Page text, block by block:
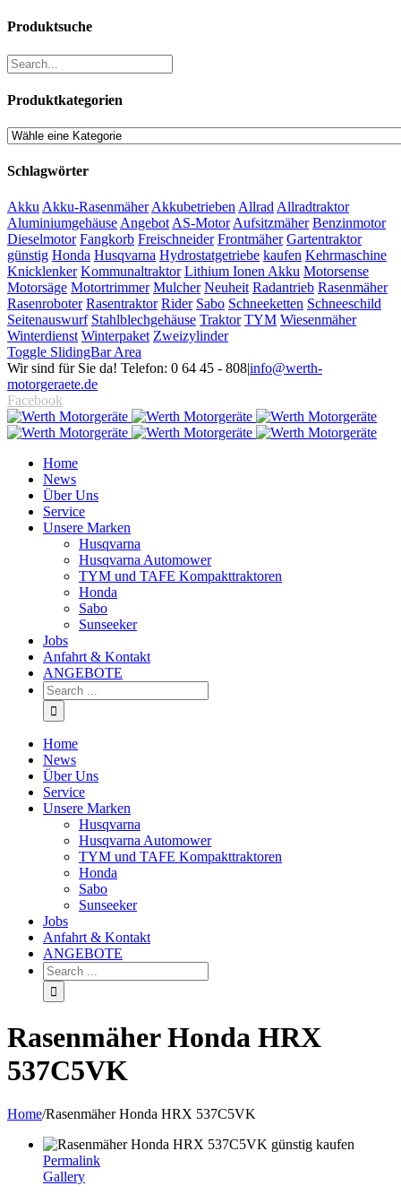
Produktsuche
Produktkategorien
Schlagwörter
Akku Akku-Rasenmäher Akkubetrieben Allrad Allradtraktor
Aluminiumgehäuse Angebot AS-Motor Aufsitzmäher Benzinmotor
Dieselmotor Fangkorb Freischneider Frontmäher Gartentraktor
günstig Honda Husqvarna Hydrostatgetriebe kaufen Kehrmaschine
Knicklenker Kommunaltraktor Lithium Ionen Akku Motorsense
Motorsäge Motortrimmer Mulcher Neuheit Radantrieb Rasenmäher
Rasenroboter Rasentraktor Rider Sabo Schneeketten Schneeschild
Seitenauswurf Stahlblechgehäuse Traktor TYM Wiesenmäher
Winterdienst Winterpaket Zweizylinder
Toggle SlidingBar Area
Wir sind für Sie da! Telefon: 0 64 45 - 808|info@werth-
motorgeraete.de
Facebook
Home
News
Über Uns
Service
Unsere Marken
Husqvarna
Husqvarna Automower
TYM und TAFE Kompakttraktoren
Honda
Sabo
Sunseeker
Jobs
Anfahrt & Kontakt
ANGEBOTE
Home
News
Über Uns
Service
Unsere Marken
Husqvarna
Husqvarna Automower
TYM und TAFE Kompakttraktoren
Honda
Sabo
Sunseeker
Jobs
Anfahrt & Kontakt
ANGEBOTE
Rasenmäher Honda HRX
537C5VK
Home/Rasenmäher Honda HRX 537C5VK
Permalink
Gallery